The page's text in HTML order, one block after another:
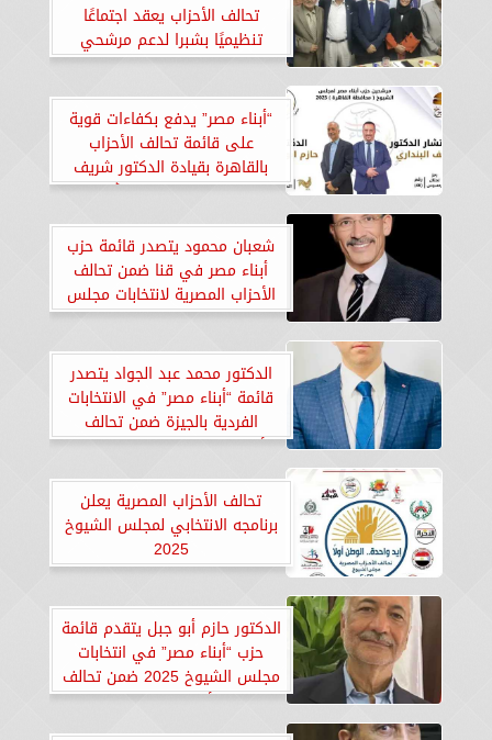
تحالف الأحزاب يعقد اجتماعًا
تنظيميًا بشبرا لدعم مرشحي
الشيوخ بالقاهرة
“أبناء مصر” يدفع بكفاءات قوية
على قائمة تحالف الأحزاب
بالقاهرة بقيادة الدكتور شريف
البنداري والدكتور حازم أبو جبل
شعبان محمود يتصدر قائمة حزب
أبناء مصر في قنا ضمن تحالف
الأحزاب المصرية لانتخابات مجلس
الشيوخ 2025
الدكتور محمد عبد الجواد يتصدر
قائمة “أبناء مصر” في الانتخابات
الفردية بالجيزة ضمن تحالف
الأحزاب المصرية لمجلس الشيوخ
تحالف الأحزاب المصرية يعلن
برنامجه الانتخابي لمجلس الشيوخ
2025
الدكتور حازم أبو جبل يتقدم قائمة
حزب “أبناء مصر” في انتخابات
مجلس الشيوخ 2025 ضمن تحالف
الأحزاب المصرية